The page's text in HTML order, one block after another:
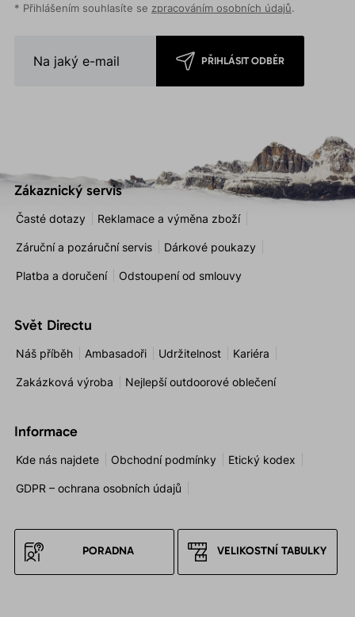
* Přihlášením souhlasíte se zpracováním osobních údajů.
PŘIHLÁSIT ODBĚR
Zákaznický servis
Časté dotazy Reklamace a výměna zboží
Záruční a pozáruční servis Dárkové poukazy
Platba a doručení Odstoupení od smlouvy
Svět Directu
Náš příběh Ambasadoři Udržitelnost Kariéra
Zakázková výroba Nejlepší outdoorové oblečení
Informace
Kde nás najdete Obchodní podmínky Etický kodex
GDPR – ochrana osobních údajů
PORADNA VELIKOSTNÍ TABULKY